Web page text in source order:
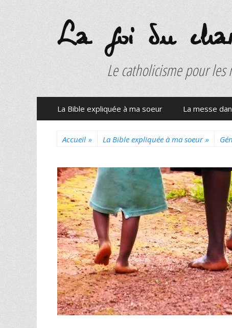
La foi du
Le catholicisme pour les
Menu
principal
La Bible expliquée à ma soeur La messe
Accueil » La Bible expliquée à ma soeur »